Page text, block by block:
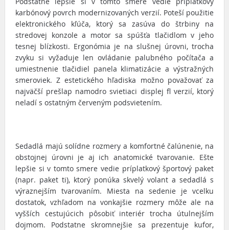
karbónový povrch modernizovaných verzií. Poteší použitie
elektronického kľúča, ktorý sa zasúva do štrbiny na
stredovej konzole a motor sa spúšťa tlačidlom v jeho
tesnej blízkosti. Ergonómia je na slušnej úrovni, trocha
zvyku si vyžaduje len ovládanie palubného počítača a
umiestnenie tlačidiel panela klimatizácie a výstražných
smeroviek. Z estetického hľadiska možno považovať za
najväčší prešlap namodro svietiaci displej fl verzií, ktorý
neladí s ostatným červeným podsvietením.
Sedadlá majú solídne rozmery a komfortné čalúnenie, na
obstojnej úrovni je aj ich anatomické tvarovanie. Ešte
lepšie si v tomto smere vedie príplatkový športový paket
(napr. paket ti), ktorý ponúka skvelý volant a sedadlá s
výraznejším tvarovaním. Miesta na sedenie je vcelku
dostatok, vzhľadom na vonkajšie rozmery môže ale na
vyšších cestujúcich pôsobiť interiér trocha útulnejším
dojmom. Podstatne skromnejšie sa prezentuje kufor,